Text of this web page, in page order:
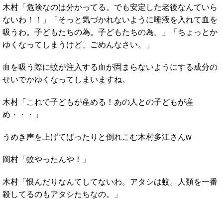
木村「危険なのは分かってる。でも安定した老後なんていら
ないわ！！」「そっと気づかれないように唾液を入れて血を
吸うわ。子どもたちの為。子どもたちの為。」「ちょっとか
ゆくなってしまうけど、ごめんなさい。」
血を吸う際に蚊が注入する血が固まらないようにする成分の
せいでかゆくなってしまいますね。
木村「これで子どもが産める！あの人との子どもが産
め・・・」
うめき声を上げてばったりと倒れこむ木村多江さんw
岡村「蚊やったんや！」
木村「恨んだりなんてしてないわ。アタシは蚊。人類を一番
殺してるのもアタシたちなの。」